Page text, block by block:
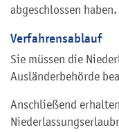
abgeschlossen haben.
Verfahrensablauf
Sie müssen die
Ausländerbehörde
Anschließend